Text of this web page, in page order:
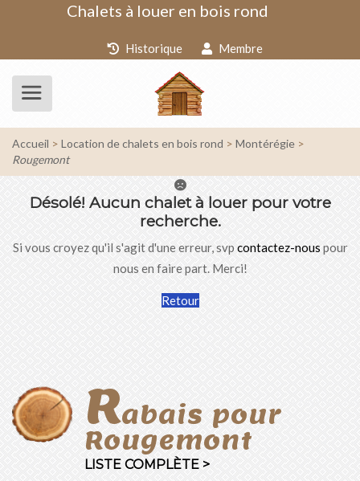
Chalets à louer en bois rond
Historique Membre
Accueil Location de chalets en bois rond
Montérégie
Rougemont
Désolé!Aucun chalet à louer pour votre
recherche.
Si vous croyez qu'il s'agit d'une erreur, svpcontactez-nouspour
nous en faire part. Merci!
Retour
Rabais pour
Rougemont
LISTE COMPLÈTE >